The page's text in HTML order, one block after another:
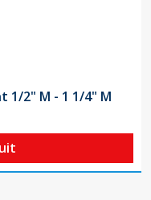
1/2" M - 1 1/4" M